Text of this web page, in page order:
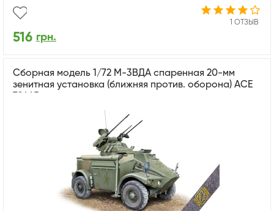
1 ОТЗЫВ
516 грн.
Сборная модель 1/72 М-3ВДА спаренная 20-мм
зенитная установка (ближняя против. оборона) ACE